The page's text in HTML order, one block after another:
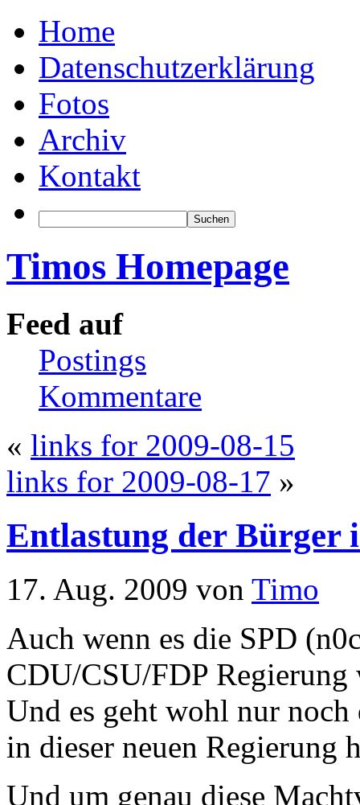
Home
Datenschutzerklärung
Fotos
Archiv
Kontakt
Timos Homepage
Feed auf
Postings
Kommentare
« links for 2009-08-15
links for 2009-08-17 »
Entlastung der Bürger
17. Aug. 2009 von Timo
Auch wenn es die SPD
CDU/CSU/FDP
Und es geht wohl nur
in dieser neuen Regierung
Und um genau diese